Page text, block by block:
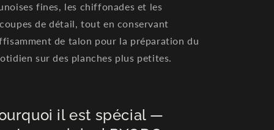
fines, les chiffonades et les
de détail, tout en conservant
de talon pour la préparation du
sur des planches plus petites.
il est spécial —